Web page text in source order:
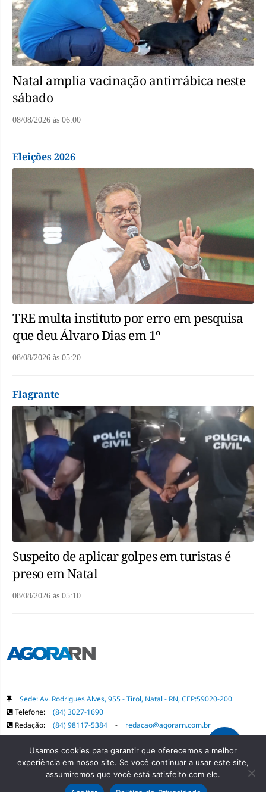
Natal amplia vacinação antirrábica neste
sábado
08/08/2026 às 06:00
Eleições 2026
TRE multa instituto por erro em pesquisa
que deu Álvaro Dias em 1º
08/08/2026 às 05:20
Flagrante
Suspeito de aplicar golpes em turistas é
preso em Natal
08/08/2026 às 05:10
Sede: Av. Rodrigues Alves, 955 - Tirol, Natal - RN, CEP:59020-200
Telefone:
(84) 3027-1690
Redação:
(84) 98117-5384 -
redacao@agorarn.com.br
Comercial: (84) 98117-1718 - publica@agorarn.com.br
Copyright Grupo Agora RN. Todos os direitos reservados. É proibida a
reprodução do conteúdo desta página em qualquer meio de comunicação,
Usamos cookies para garantir que oferecemos a melhor
experiência em nosso site. Se você continuar a usar este site,
assumiremos que você está satisfeito com ele.